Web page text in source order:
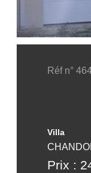
Réf n°
Villa
Prix :